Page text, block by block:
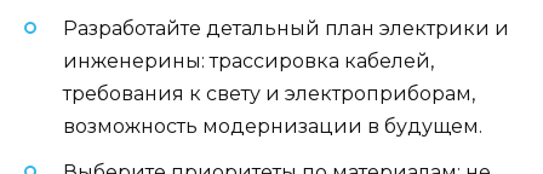
Разработайте детальный план электрики и
инженерины: трассировка кабелей,
требования к свету и электроприборам,
возможность модернизации в будущем.